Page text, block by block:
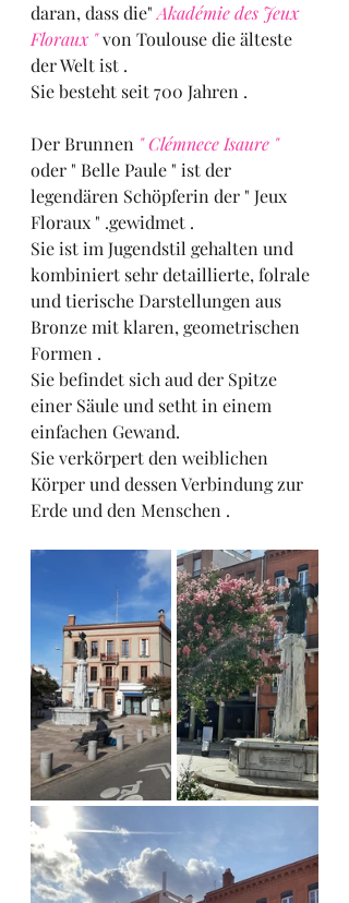
daran, dass die" Akadémie des Jeux
Floraux " von Toulouse die älteste
der Welt ist .
Sie besteht seit 700 Jahren .
Der Brunnen " Clémnece Isaure "
oder " Belle Paule " ist der
legendären Schöpferin der " Jeux
Floraux " .gewidmet .
Sie ist im Jugendstil gehalten und
kombiniert sehr detaillierte, folrale
und tierische Darstellungen aus
Bronze mit klaren, geometrischen
Formen .
Sie befindet sich aud der Spitze
einer Säule und setht in einem
einfachen Gewand.
Sie verkörpert den weiblichen
Körper und dessen Verbindung zur
Erde und den Menschen .